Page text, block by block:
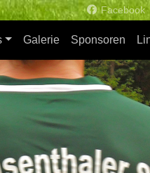
Facebook
Galerie Sponsoren